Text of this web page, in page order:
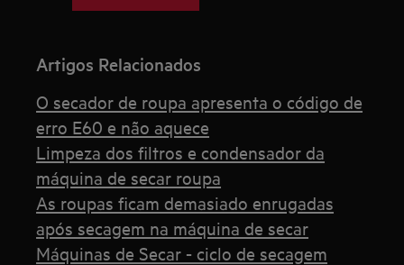
Artigos Relacionados
O secador de roupa apresenta o código de
erro E60 e não aquece
Limpeza dos filtros e condensador da
máquina de secar roupa
As roupas ficam demasiado enrugadas
após secagem na máquina de secar
Máquinas de Secar - ciclo de secagem